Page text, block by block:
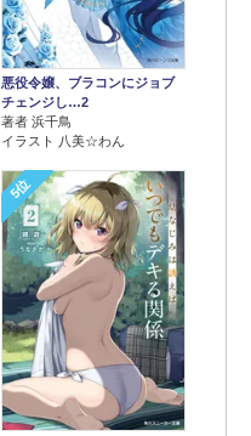
悪役令嬢、ブラコンにジョブ
チェンジし…2
著者 浜千鳥
イラスト 八美☆わん
5位